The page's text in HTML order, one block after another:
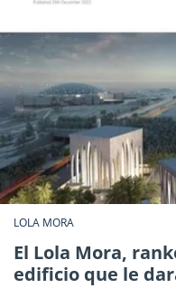
LOLA MORA
El Lola Mora,
edificio que le